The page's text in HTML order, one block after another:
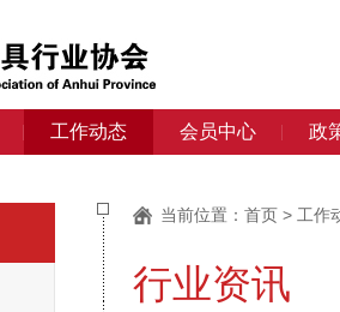
工作动态 会员中心 政
当前位置： 首页 > 工作
行业资讯